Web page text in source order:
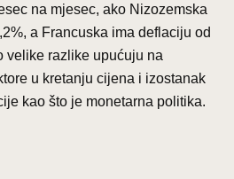
na mjesec, ako Nizozemska
a Francuska ima deflaciju od
velike razlike upućuju na
u kretanju cijena i izostanak
kao što je monetarna politika.